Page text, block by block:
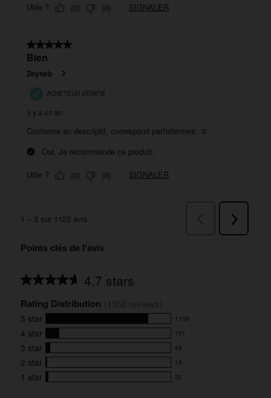
Points clés de l'avis
4.7 stars
Average
for
this
product:
4.7
out
of
5
stars
Rating Distribution
5 star 1108
1108
reviews
with
5
star
rating.
4 star 151
151
reviews
with
4
3 star 49
49
reviews
with
2 star 18
18
reviews
1 star 32
32